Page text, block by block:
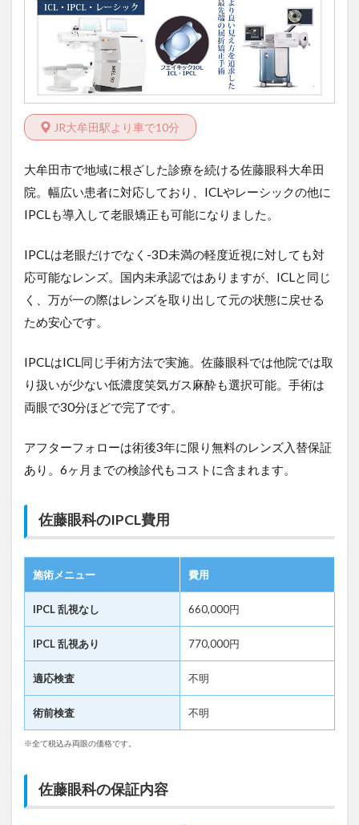
JR大牟田駅より車で10分
大牟田市で地域に根ざした診療を続ける佐藤眼科大牟田
院。幅広い患者に対応しており、ICLやレーシックの他に
IPCLも導入して老眼矯正も可能になりました。
IPCLは老眼だけでなく-3D未満の軽度近視に対しても対
応可能なレンズ。国内未承認ではありますが、ICLと同じ
く、万が一の際はレンズを取り出して元の状態に戻せる
ため安心です。
IPCLはICL同じ手術方法で実施。佐藤眼科では他院では取
り扱いが少ない低濃度笑気ガス麻酔も選択可能。手術は
両眼で30分ほどで完了です。
アフターフォローは術後3年に限り無料のレンズ入替保証
あり。6ヶ月までの検診代もコストに含まれます。
佐藤眼科のIPCL費用
施術メニュー 費用
IPCL 乱視なし 660,000円
IPCL 乱視あり 770,000円
適応検査 不明
術前検査 不明
※全て税込み両眼の価格です。
佐藤眼科の保証内容